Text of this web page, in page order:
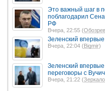
Это важный шаг в
поблагодарил
РФ
Вчера, 22:55 (
Зеленский
Вчера, 22:04 (Bigmir)
Зеленский
переговоры с
Вчера, 21:22 (